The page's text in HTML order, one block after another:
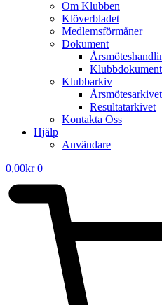
Om Klubben
Klöverbladet
Medlemsförmåner
Dokument
Klubbdokument
Klubbarkiv
Årsmötesarkivet
Resultatarkivet
Kontakta Oss
Hjälp
Användare
0,00kr 0